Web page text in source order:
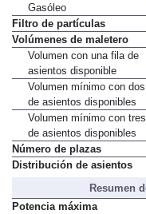
Gasóleo
Filtro de partículas
Volúmenes de maletero
Volumen con una fila de
asientos disponible
Volumen mínimo con
de asientos disponibles
Volumen mínimo con
de asientos disponibles
Número de plazas
Distribución de asientos
Resumen
Potencia máxima